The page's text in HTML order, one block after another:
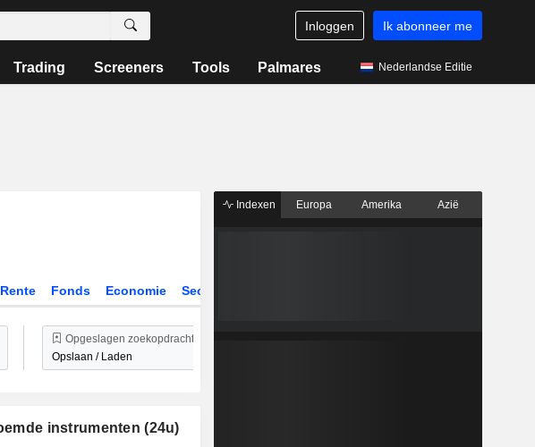
Inloggen Ik abonneer me
Trading Screeners Tools Palmares Nederlandse Editie
Rente Fonds Economie Sectoren
Opgeslagen zoekopdrachten
Opslaan / Laden
instrumenten (24u)
Indexen Europa Amerika Azië